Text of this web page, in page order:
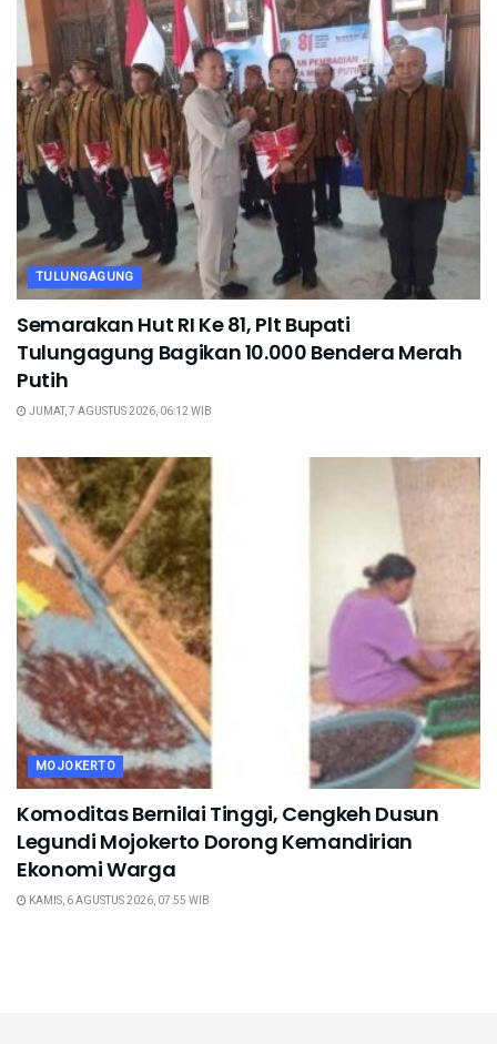
TULUNGAGUNG
Semarakan Hut RI Ke 81, Plt Bupati
Tulungagung Bagikan 10.000 Bendera Merah
Putih
JUMAT, 7 AGUSTUS 2026, 06:12 WIB
MOJOKERTO
Komoditas Bernilai Tinggi, Cengkeh Dusun
Legundi Mojokerto Dorong Kemandirian
Ekonomi Warga
KAMIS, 6 AGUSTUS 2026, 07:55 WIB